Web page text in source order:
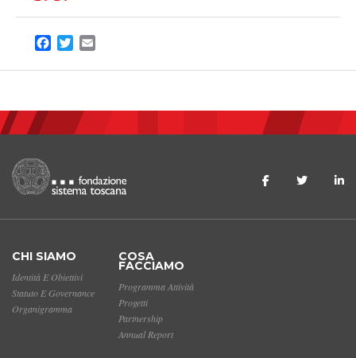
Facebook
Twitter
CHI SIAMO
Identità E Obiettivi
Statuto E Governance
Organigramma
COSA
FACCIAMO
Programma Attività
Progetti
Partnership
Annual Report